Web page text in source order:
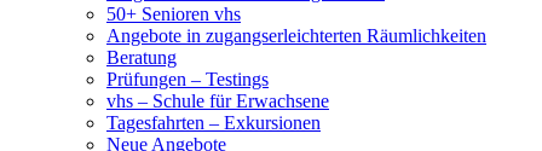
50+ Senioren vhs
Angebote in zugangserleichterten Räumlichkeiten
Beratung
Prüfungen – Testings
vhs – Schule für Erwachsene
Tagesfahrten – Exkursionen
Neue Angebote